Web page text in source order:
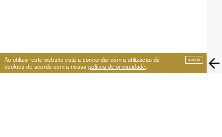
Ao utilizar este website está a concordar com a utilização de
cookies de acordo com a nossapolítica de privacidade.
aceito